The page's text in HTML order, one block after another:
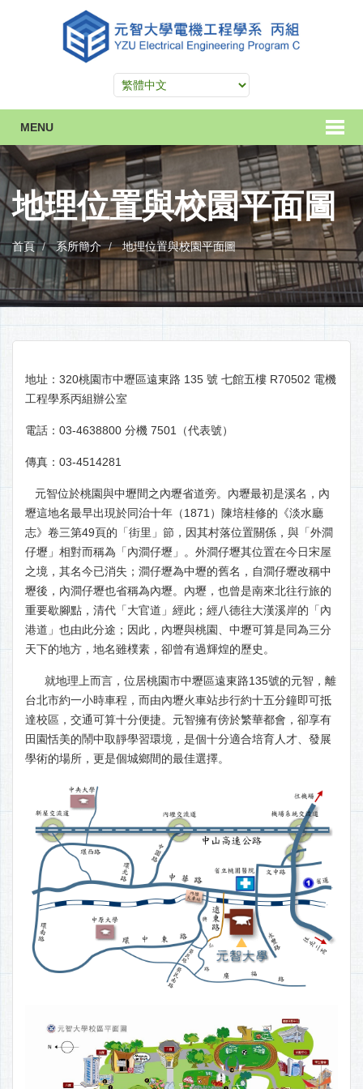
MENU
地理位置與校園平面圖
首頁 系所簡介 地理位置與校園平面圖
地址：320桃園市中壢區遠東路 135 號 七館五樓 R70502 電機
工程學系丙組辦公室
電話：03-4638800 分機 7501（代表號）
傳真：03-4514281
元智位於桃園與中壢間之內壢省道旁。內壢最初是溪名，內
壢這地名最早出現於同治十年（1871）陳培桂修的《淡水廳
志》卷三第49頁的「街里」節，因其村落位置關係，與「外澗
仔壢」相對而稱為「內澗仔壢」。外澗仔壢其位置在今日宋屋
之境，其名今已消失；澗仔壢為中壢的舊名，自澗仔壢改稱中
壢後，內澗仔壢也省稱為內壢。內壢，也曾是南來北往行旅的
重要歇腳點，清代「大官道」經此；經八德往大漢溪岸的「內
港道」也由此分途；因此，內壢與桃園、中壢可算是同為三分
天下的地方，地名雖樸素，卻曾有過輝煌的歷史。
就地理上而言，位居桃園市中壢區遠東路135號的元智，離
台北市約一小時車程，而由內壢火車站步行約十五分鐘即可抵
達校區，交通可算十分便捷。元智擁有傍於繁華都會，卻享有
田園恬美的鬧中取靜學習環境，是個十分適合培育人才、發展
學術的場所，更是個城鄉間的最佳選擇。